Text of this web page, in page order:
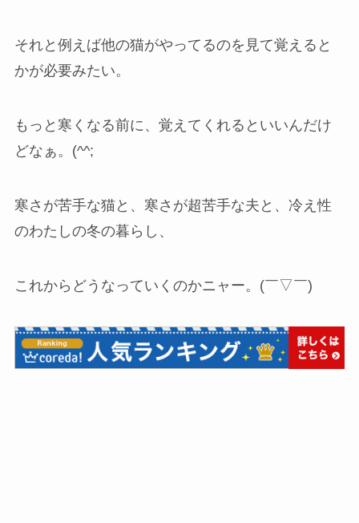
それと例えば他の猫がやってるのを見て覚えると
かが必要みたい。
もっと寒くなる前に、覚えてくれるといいんだけ
どなぁ。(^^;
寒さが苦手な猫と、寒さが超苦手な夫と、冷え性
のわたしの冬の暮らし、
これからどうなっていくのかニャー。(￣▽￣)